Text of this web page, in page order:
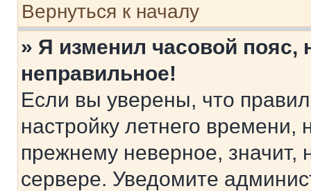
Вернуться к началу
» Я изменил часовой пояс,
неправильное!
Если вы уверены, что
настройку летнего
прежнему неверное, значит,
сервере. Уведомите